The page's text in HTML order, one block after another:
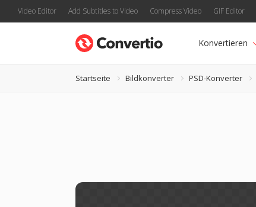
Video Editor Add Subtitles to Video Compress Video GIF Editor
Konvertieren
Startseite Bildkonverter PSD-Konverter